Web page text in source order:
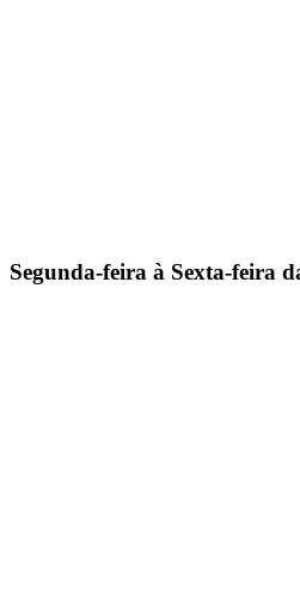
Segunda-feira à Sexta-feira